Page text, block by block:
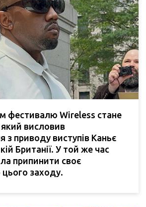
фестивалю Wireless стане
який висловив
з приводу виступів Каньє
Британії. У той же час
припинити своє
цього заходу.